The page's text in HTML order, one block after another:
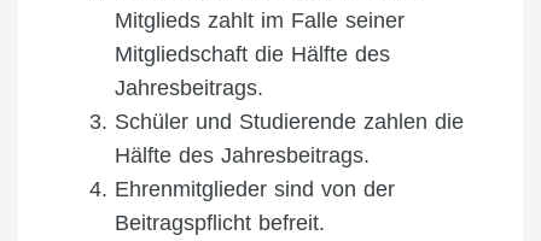
Mitglieds zahlt im Falle seiner
Mitgliedschaft die Hälfte des
Jahresbeitrags.
Schüler und Studierende zahlen die
Hälfte des Jahresbeitrags.
Ehrenmitglieder sind von der
Beitragspflicht befreit.